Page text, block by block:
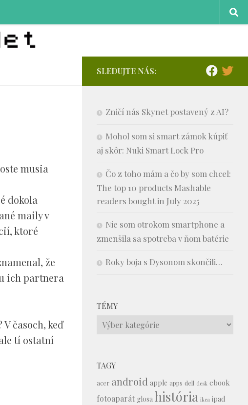
musia
dokola
maily v
ktoré
že
ich partnera
časoch, keď
tí ostatní
SLEDUJTE NÁS:
Zničí nás Skynet postavený z AI?
Mohol som si smart zámok kúpiť
aj skôr: Nuki Smart Lock Pro
Čo z toho mám a čo by som chcel:
The top 10 products Mashable
readers bought in July 2025
Nie som otrokom smartphone a
zmenšila sa spotreba v ňom batérie
Roky boja s Dysonom skončili…
TÉMY
Témy
TAGY
acer android apple apps dell desk ebook
fotoaparát glosa história ikea ipad